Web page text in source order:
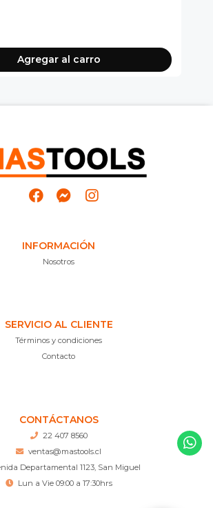
Agregar al carro
INFORMACIÓN
Nosotros
SERVICIO AL CLIENTE
Términos y condiciones
Contacto
CONTÁCTANOS
22 407 8560
ventas@mastools.cl
Departamental 1123, San Miguel
Lun a Vie 09:00 a 17:30hrs